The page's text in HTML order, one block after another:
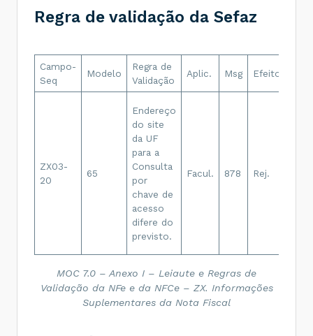
Regra de validação da Sefaz
Campo-
Seq
Modelo
Regra de
Validação
Aplic. Msg Efeito
ZX03-
20
65
Endereço
do site
da UF
para a
Consulta
por
chave de
acesso
difere do
previsto.
Facul. 878 Rej.
MOC 7.0 – Anexo I – Leiaute e Regras de
Validação da NFe e da NFCe – ZX. Informações
Suplementares da Nota Fiscal